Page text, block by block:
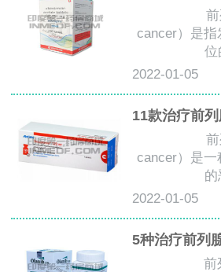
前列
cancer）是指
位
2022-01-05
11款治疗前
前列
cancer）是一
的
2022-01-05
5种治疗前列
前列